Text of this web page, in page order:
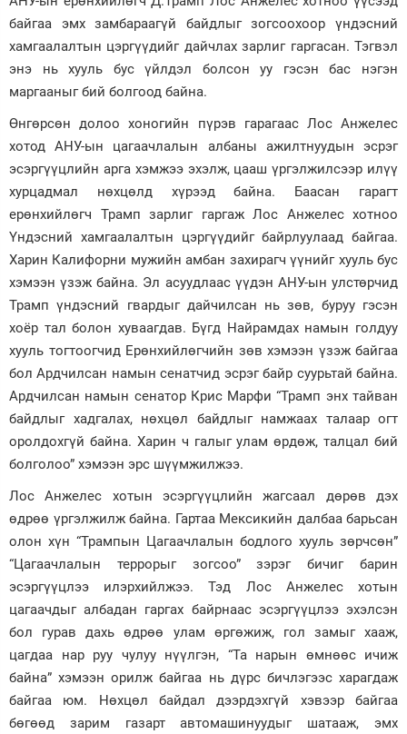
Зурхай
байгаа эмх замбараагүй байдлыг зогсоохоор үндэсний
хамгаалалтын цэргүүдийг дайчлах зарлиг гаргасан. Тэгвэл
энэ нь хууль бус үйлдэл болсон уу гэсэн бас нэгэн
маргааныг бий болгоод байна.
Өнгөрсөн долоо хоногийн пүрэв гарагаас Лос Анжелес
хотод АНУ-ын цагаачлалын албаны ажилтнуудын эсрэг
эсэргүүцлийн арга хэмжээ эхэлж, цааш үргэлжилсээр илүү
хурцадмал нөхцөлд хүрээд байна. Баасан гарагт
ерөнхийлөгч Трамп зарлиг гаргаж Лос Анжелес хотноо
Үндэсний хамгаалалтын цэргүүдийг байрлуулаад байгаа.
Харин Калифорни мужийн амбан захирагч үүнийг хууль бус
хэмээн үзэж байна. Эл асуудлаас үүдэн АНУ-ын улстөрчид
Трамп үндэсний гвардыг дайчилсан нь зөв, буруу гэсэн
хоёр тал болон хуваагдав. Бүгд Найрамдах намын голдуу
хууль тогтоогчид Ерөнхийлөгчийн зөв хэмээн үзэж байгаа
бол Ардчилсан намын сенатчид эсрэг байр суурьтай байна.
Ардчилсан намын сенатор Крис Марфи “Трамп энх тайван
байдлыг хадгалах, нөхцөл байдлыг намжаах талаар огт
оролдохгүй байна. Харин ч галыг улам өрдөж, талцал бий
болголоо” хэмээн эрс шүүмжилжээ.
Лос Анжелес хотын эсэргүүцлийн жагсаал дөрөв дэх
өдрөө үргэлжилж байна. Гартаа Мексикийн далбаа барьсан
олон хүн “Трампын Цагаачлалын бодлого хууль зөрчсөн”
“Цагаачлалын террорыг зогсоо” зэрэг бичиг барин
эсэргүүцлээ илэрхийлжээ. Тэд Лос Анжелес хотын
цагаачдыг албадан гаргах байрнаас эсэргүүцлээ эхэлсэн
бол гурав дахь өдрөө улам өргөжиж, гол замыг хааж,
цагдаа нар руу чулуу нүүлгэн, “Та нарын өмнөөс ичиж
байна” хэмээн орилж байгаа нь дүрс бичлэгээс харагдаж
байгаа юм. Нөхцөл байдал дээрдэхгүй хэвээр байгаа
бөгөөд зарим газарт автомашинуудыг шатааж, эмх